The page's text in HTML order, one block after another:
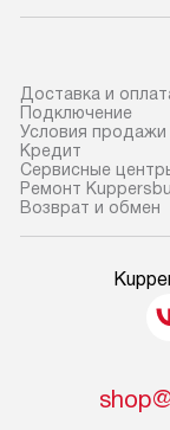
Доставка и
Подключение
Условия продажи
Кредит
Сервисные
Ремонт
Возврат и обмен